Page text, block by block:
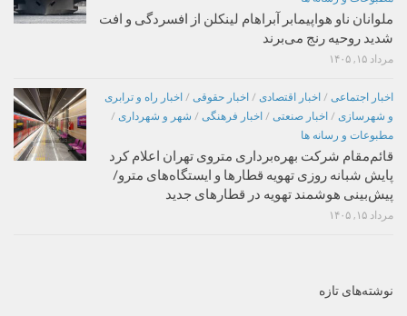
ملوانان ناو هواپیمابر آبراهام لینکلن از افسردگی و افت
شدید روحیه رنج می‌برند
مرداد ۱۵, ۱۴۰۵
اخبار اجتماعی / اخبار اقتصادی / اخبار حقوقی / اخبار راه و ترابری
و شهرسازی / اخبار صنعتی / اخبار فرهنگی / شهر و شهرداری /
مطبوعات و رسانه ها
قائم‌مقام شرکت بهره‌برداری متروی تهران اعلام کرد
پایش شبانه روزی تهویه قطارها و ایستگاه‌های مترو/
پیش‌بینی هوشمند تهویه در قطارهای جدید
مرداد ۱۵, ۱۴۰۵
نوشته‌های تازه